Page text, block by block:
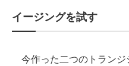
イージングを試す
今作った二つのトランジ